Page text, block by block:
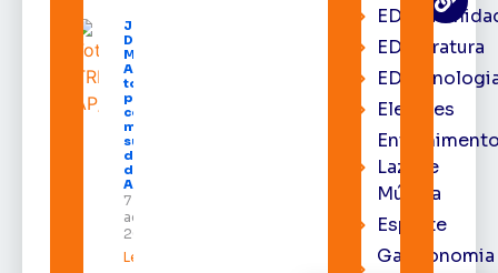
Juiz
Diego
Moura de
Araújo
toma
posse
como
membro
substituto
do Pleno
do TRE-
AP
7 de
agosto de
2026
Leia mais »
EDliteratura
Eleições
Lazer e
Música
Esporte
Gastronomia